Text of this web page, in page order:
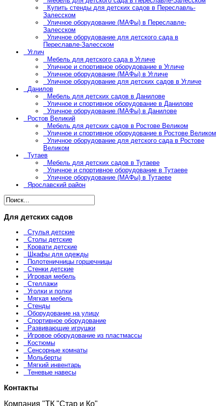
Купить стенды для детских садов в Переславль-
Залесском
Уличное оборудование (МАФы) в Переславле-
Залесском
Уличное оборудование для детского сада в
Переславле-Залесском
Углич
Мебель для детского сада в Угличе
Уличное и спортивное оборудование в Угличе
Уличное оборудование (МАФы) в Угличе
Уличное оборудование для детских садов в Угличе
Данилов
Мебель для детских садов в Данилове
Уличное и спортивное оборудование в Данилове
Уличное оборудование (МАФы) в Данилове
Ростов Великий
Мебель для детских садов в Ростове Великом
Уличное и спортивное оборудование в Ростове Великом
Уличное оборудование для детского сада в Ростове
Великом
Тутаев
Мебель для детских садов в Тутаеве
Уличное и спортивное оборудование в Тутаеве
Уличное оборудование (МАФы) в Тутаеве
Ярославский район
Для детских садов
Стулья детские
Столы детские
Кровати детские
Шкафы для одежды
Полотеничницы горшечницы
Стенки детские
Игровая мебель
Стеллажи
Уголки и полки
Мягкая мебель
Стенды
Оборудование на улицу
Спортивное оборудование
Развивающие игрушки
Игровое оборудование из пластмассы
Костюмы
Сенсорные комнаты
Мольберты
Мягкий инвентарь
Теневые навесы
Контакты
Компания "ТК "Стар и Ко"